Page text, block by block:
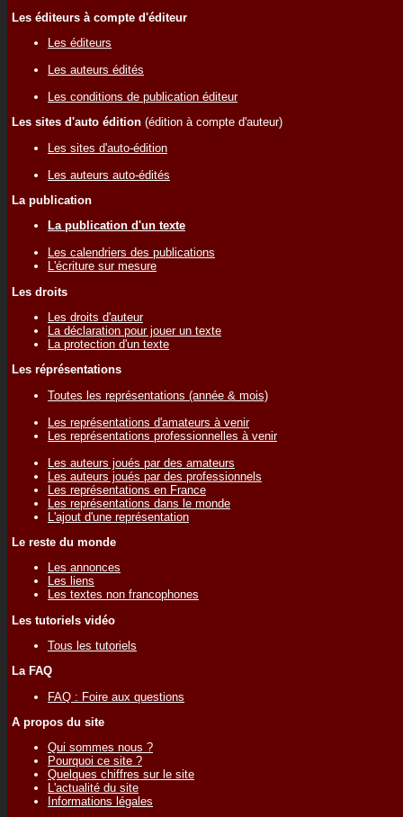
Les éditeurs à compte d'éditeur
Les éditeurs
Les auteurs édités
Les conditions de publication éditeur
Les sites d'auto édition (édition à compte d'auteur)
Les sites d'auto-édition
Les auteurs auto-édités
La publication
La publication d'un texte
Les calendriers des publications
L'écriture sur mesure
Les droits
Les droits d'auteur
La déclaration pour jouer un texte
La protection d'un texte
Les réprésentations
Toutes les représentations (année & mois)
Les représentations d'amateurs à venir
Les représentations professionnelles à venir
Les auteurs joués par des amateurs
Les auteurs joués par des professionnels
Les représentations en France
Les représentations dans le monde
L'ajout d'une représentation
Le reste du monde
Les annonces
Les liens
Les textes non francophones
Les tutoriels vidéo
Tous les tutoriels
La FAQ
FAQ : Foire aux questions
A propos du site
Qui sommes nous ?
Pourquoi ce site ?
Quelques chiffres sur le site
L'actualité du site
Informations légales